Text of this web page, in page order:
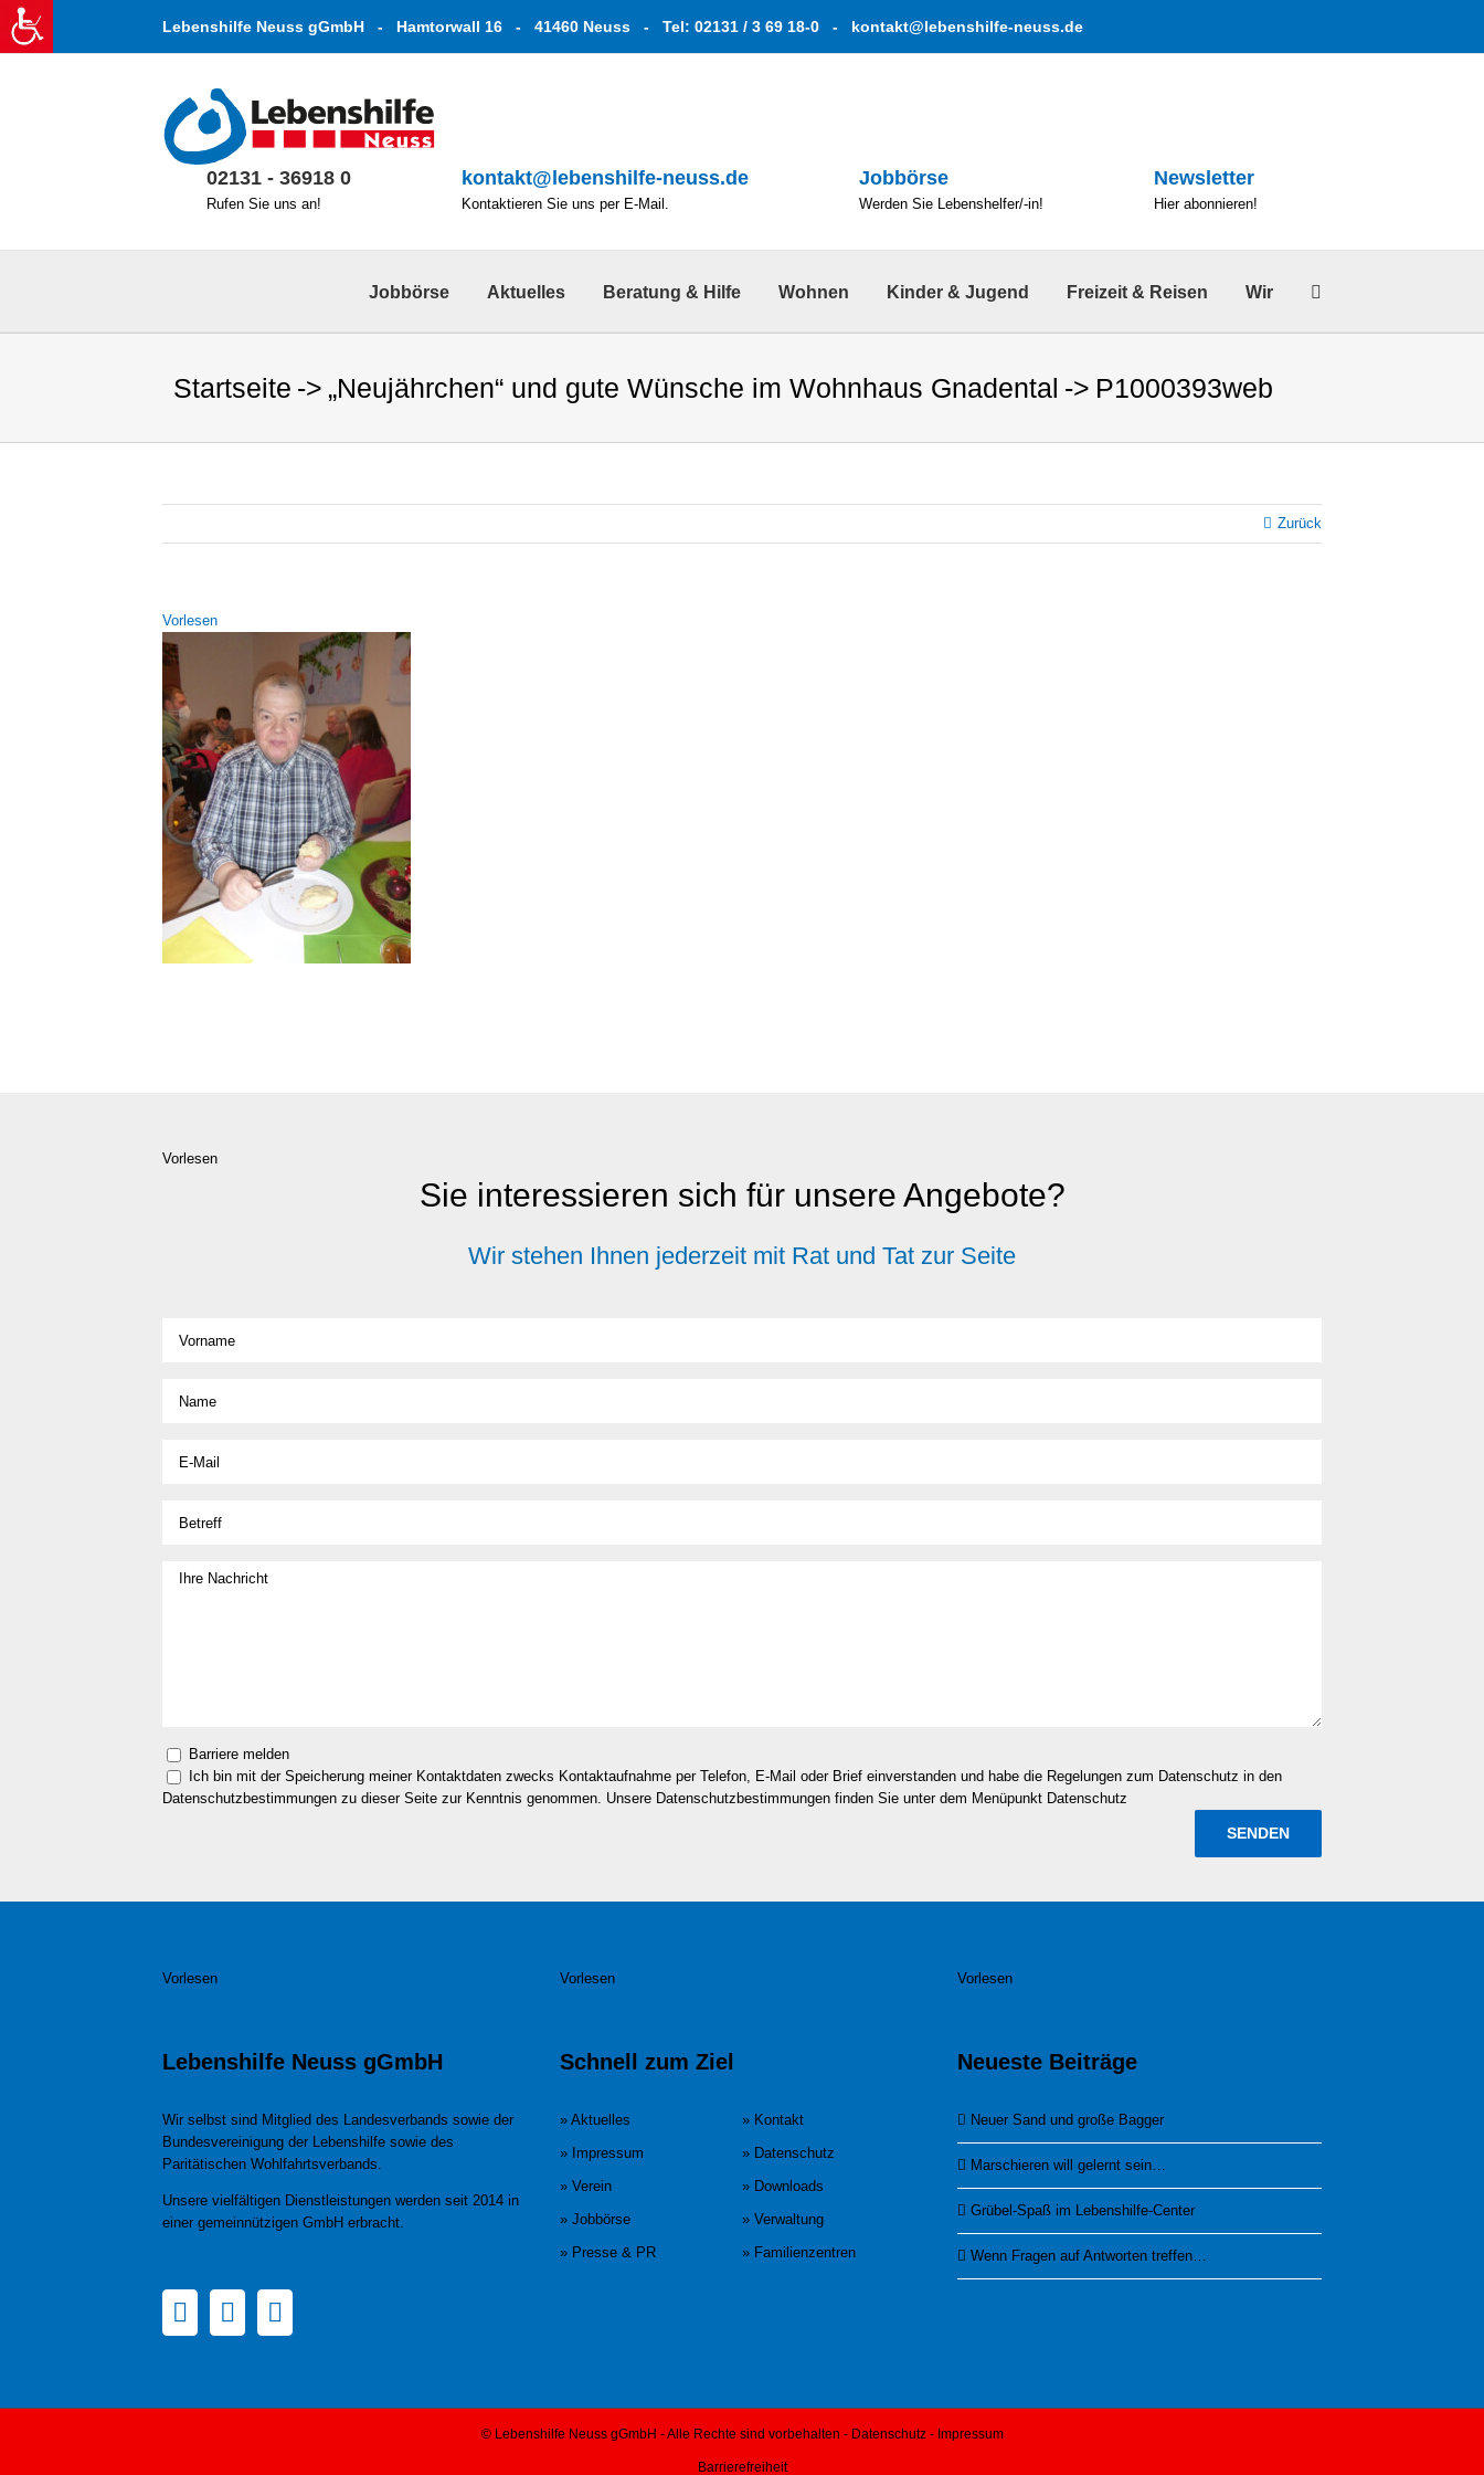
Zum
Inhalt
springen
Lebenshilfe Neuss gGmbH - Hamtorwall 16 - 41460 Neuss - Tel: 02131 / 3 69 18-0 - kontakt@lebenshilfe-neuss.de
02131 - 36918 0
Rufen Sie uns an!
kontakt@lebenshilfe-neuss.de
Kontaktieren Sie uns per E-Mail.
Jobbörse
Werden Sie Lebenshelfer/-in!
Newsletter
Hier abonnieren!
Jobbörse Aktuelles Beratung & Hilfe Wohnen Kinder & Jugend Freizeit & Reisen Wir
Startseite „Neujährchen“ und gute Wünsche im Wohnhaus Gnadental P1000393web
Zurück
Vor­le­sen
Vorlesen
Sie interessieren sich für unsere Angebote?
Wir stehen Ihnen jederzeit mit Rat und Tat zur Seite
Barriere melden
Ich bin mit der Speicherung meiner Kontaktdaten zwecks Kontaktaufnahme per Telefon, E-Mail oder Brief einverstanden und habe die Regelungen zum Datenschutz in den
Datenschutzbestimmungen zu dieser Seite zur Kenntnis genommen. Unsere Datenschutzbestimmungen finden Sie unter dem Menüpunkt Datenschutz
Vorlesen
Lebenshilfe Neuss gGmbH
Wir selbst sind Mitglied des Landesverbands sowie der
Bundesvereinigung der Lebenshilfe sowie des
Paritätischen Wohlfahrtsverbands.
Unsere vielfältigen Dienstleistungen werden seit 2014 in
einer gemeinnützigen GmbH erbracht.
Vorlesen
Schnell zum Ziel
» Aktuelles
» Kontakt
» Impressum
» Datenschutz
» Verein
» Downloads
» Jobbörse
» Verwaltung
» Presse & PR
» Familienzentren
Vorlesen
Neueste Beiträge
Neuer Sand und große Bagger
Marschieren will gelernt sein…
Grübel-Spaß im Lebenshilfe-Center
Wenn Fragen auf Antworten treffen…
© Lebenshilfe Neuss gGmbH - Alle Rechte sind vorbehalten - Datenschutz- Impressum
Barrierefreiheit